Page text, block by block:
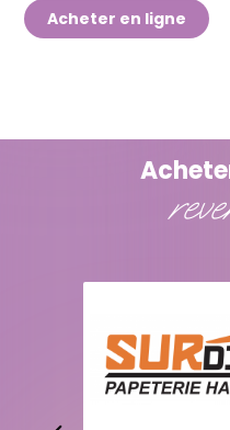
Acheter en ligne